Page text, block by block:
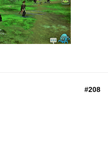
#208